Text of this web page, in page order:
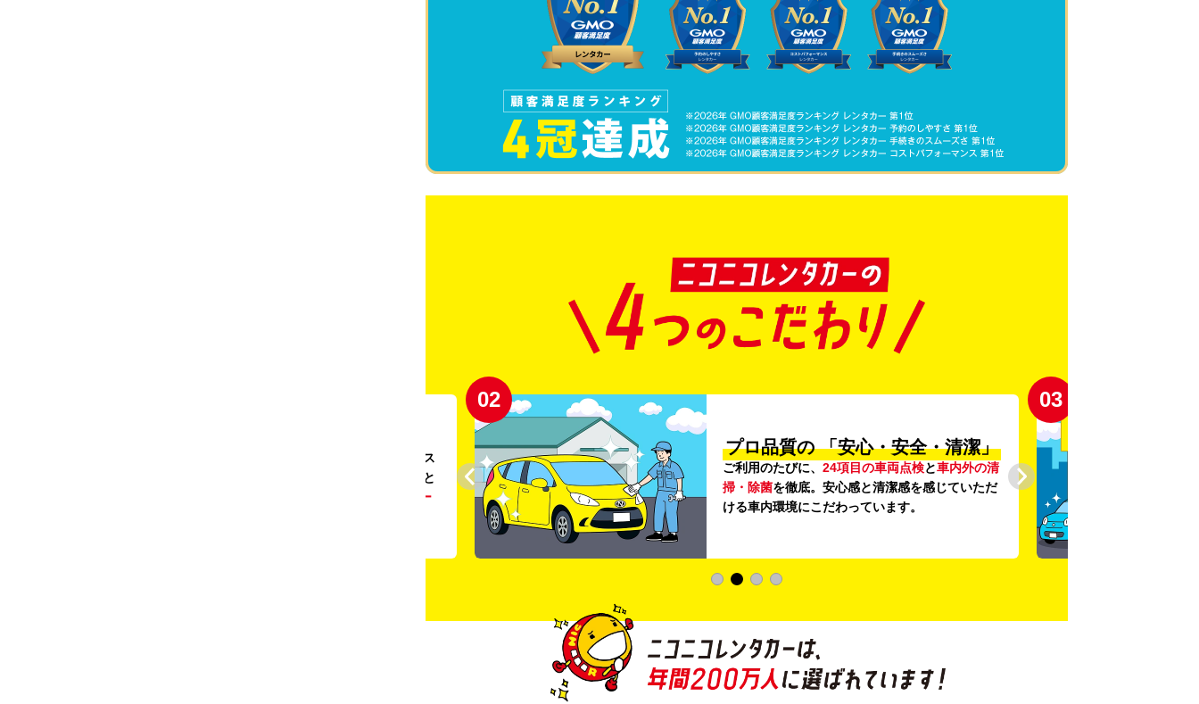
。ガソリンス
タンドや整備工場の既存インフラを活用すること
リー
02
プロ品質の 「安心・安全・清潔」
ご利用のたびに、 24項目の車両点検と車内外の清
掃・除菌を徹底。安心感と清潔感を感じていただ
ける車内環境にこだわっています。
03